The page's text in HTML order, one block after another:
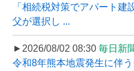
「相続税対策でアパート
父が選択し ...
►2026/08/02 08:30 毎日新
令和8年熊本地震発生に伴